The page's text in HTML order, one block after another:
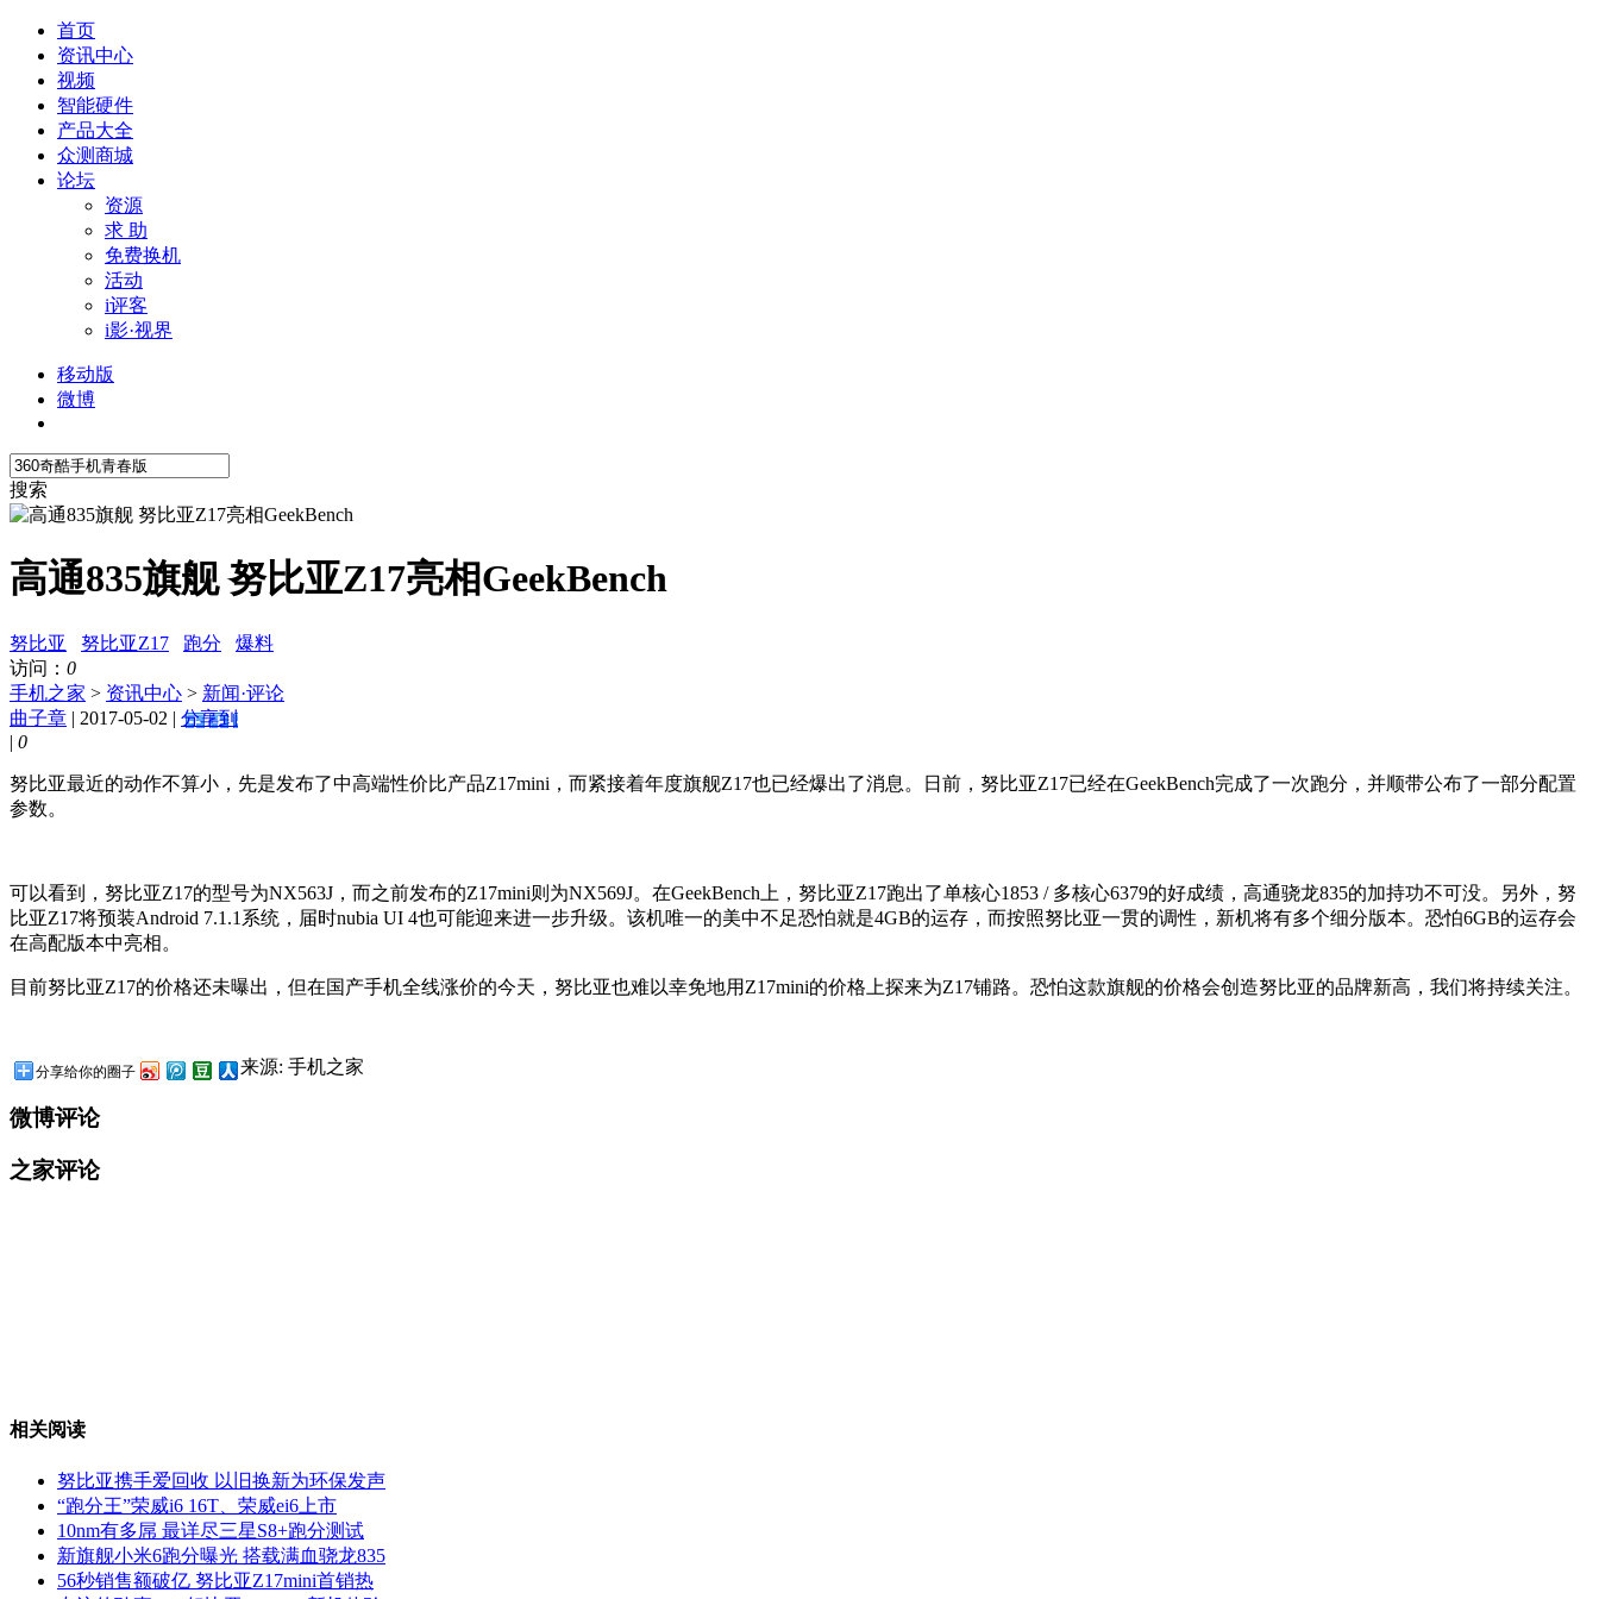
首页
资讯中心
视频
智能硬件
产品大全
众测商城
论坛
资源
求 助
免费换机
活动
i评客
i影·视界
移动版
微博
搜索
高通835旗舰 努比亚Z17亮相GeekBench
努比亚 努比亚Z17 跑分
爆料
访问： 0
手机之家 > 资讯中心 > 新闻·评论
曲子章 | 2017-05-02 | 分享到
| 0
努比亚最近的动作不算小，先是发布了中高端性价比产品Z17mini，而紧接着年度旗舰Z17也已经爆出了消息。日前，努比亚Z17已经在GeekBench完成了一次跑分，并顺带公布了一部分配置
参数。
可以看到，努比亚Z17的型号为NX563J，而之前发布的Z17mini则为NX569J。在GeekBench上，努比亚Z17跑出了单核心1853 / 多核心6379的好成绩，高通骁龙835的加持功不可没。另外，努
比亚Z17将预装Android 7.1.1系统，届时nubia UI 4也可能迎来进一步升级。该机唯一的美中不足恐怕就是4GB的运存，而按照努比亚一贯的调性，新机将有多个细分版本。恐怕6GB的运存会
在高配版本中亮相。
目前努比亚Z17的价格还未曝出，但在国产手机全线涨价的今天，努比亚也难以幸免地用Z17mini的价格上探来为Z17铺路。恐怕这款旗舰的价格会创造努比亚的品牌新高，我们将持续关注。
分享给你的圈子 来源: 手机之家
微博评论
之家评论
相关阅读
努比亚携手爱回收 以旧换新为环保发声
“跑分王”荣威i6 16T、荣威ei6上市
10nm有多屌 最详尽三星S8+跑分测试
新旗舰小米6跑分曝光 搭载满血骁龙835
56秒销售额破亿 努比亚Z17mini首销热